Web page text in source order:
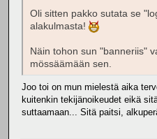
Oli sitten pakko sutata se
alakulmasta!
Näin tohon sun "banneriis"
mössäämään sen.
Joo toi on mun mielestä aika
kuitenkin tekijänoikeudet eikä
suttaamaan... Sitä paitsi,